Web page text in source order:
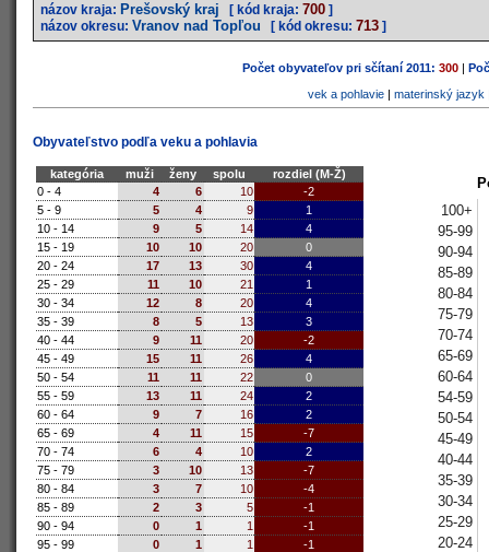
názov kraja: Prešovský kraj [ kód kraja: 700 ]
názov okresu: Vranov nad Topľou [ kód okresu: 713 ]
Počet obyvateľov pri sčítaní 2011: 300 |
vek a pohlavie| materinský jazyk
Obyvateľstvo podľa veku a pohlavia
kategória muži ženy spolu
rozdiel (M-Ž)
0 - 4
4 6 10
-2
5 - 9
5 4 9
1
10 - 14
9 5 14
4
15 - 19
10 10 20
0
20 - 24
17 13 30
4
25 - 29
11 10 21
1
30 - 34
12 8 20
4
35 - 39
8 5 13
3
40 - 44
9 11 20
-2
45 - 49
15 11 26
4
50 - 54
11 11 22
0
55 - 59
13 11 24
2
60 - 64
9 7 16
2
65 - 69
4 11 15
-7
70 - 74
6 4 10
2
75 - 79
3 10 13
-7
80 - 84
3 7 10
-4
85 - 89
2 3 5
-1
90 - 94
0 1 1
-1
95 - 99
0 1 1
-1
100+
95-99
90-94
85-89
80-84
75-79
70-74
65-69
60-64
54-59
50-54
45-49
40-44
35-39
30-34
25-29
20-24